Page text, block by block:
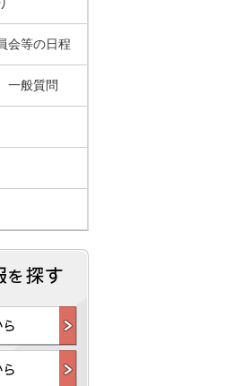
会等の日程
一般質問